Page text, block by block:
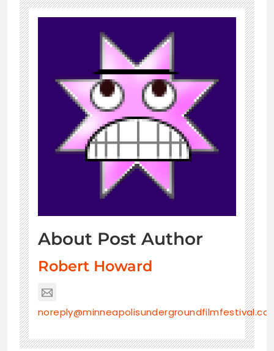
About Post Author
Robert Howard